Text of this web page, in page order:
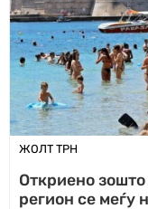
ЖОЛТ ТРН
Откриено
регион се меѓу